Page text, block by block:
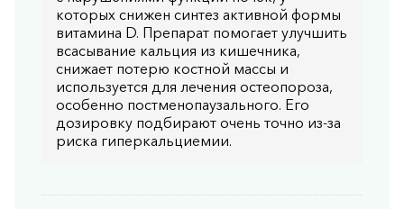
которых снижен синтез активной формы
витамина D. Препарат помогает улучшить
всасывание кальция из кишечника,
снижает потерю костной массы и
используется для лечения остеопороза,
особенно постменопаузального. Его
дозировку подбирают очень точно из-за
риска гиперкальциемии.